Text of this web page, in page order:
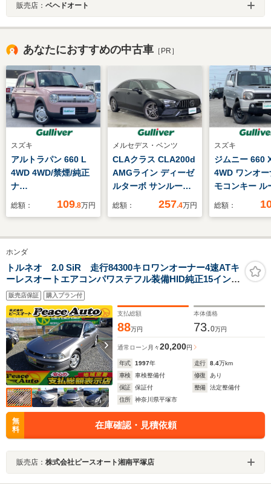
販売店： ベヘドオート
あなたにおすすめの中古車 ［PR］
スズキ
アルトラパン 660 L
4WD 4WD/禁煙/純正
ナ
ビ/CD/DVD/TV/BT/USB/
ート/車線逸脱警報/横
滑り防止機能/アイド
リングストップ/パー
キングセンサー
総額： 109.8万円
メルセデス・ベンツ
CLAクラス CLA200d
AMGライン ディーゼ
ルターボ サンルーフ
ヘッドアップDISP ア
総額： 257.4万円
スズキ
ジムニー 660
4WD ワンオ
モコンキー ル
総額：
ホンダ
トルネオ 2.0 SiR 走行84300キロワンオーナー4速ATキ
ーレスオートエアコンパワステフル装備HID純正15インチ
アルミホイールオプションリアスポイラーゴールドエン
ブレム
販売店保証 購入プラン付
支払総額
88万円
本体価格
73.0万円
通常ローン 月々20,200円
年式 1997年 走行 8.4万km
車検
車検整備付 修復
あり
保証
保証付 整備
法定整備付
住所
神奈川県平塚市
無
料
在庫確認・見積依頼
販売店： 株式会社ピースオート湘南平塚店